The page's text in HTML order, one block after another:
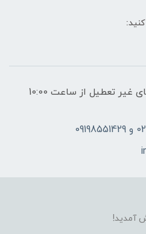
ساعات پاسخگویی: فقط روزهای غیر تعطیل از ساعت 10:00
آمدید!